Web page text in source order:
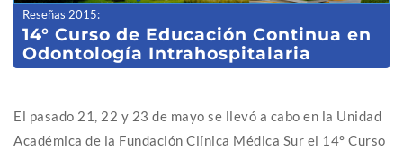
Reseñas 2015:
14° Curso de Educación Continua en
Odontología Intrahospitalaria
El pasado 21, 22 y 23 de mayo se llevó a cabo en la Unidad
Académica de la Fundación Clínica Médica Sur el 14° Curso